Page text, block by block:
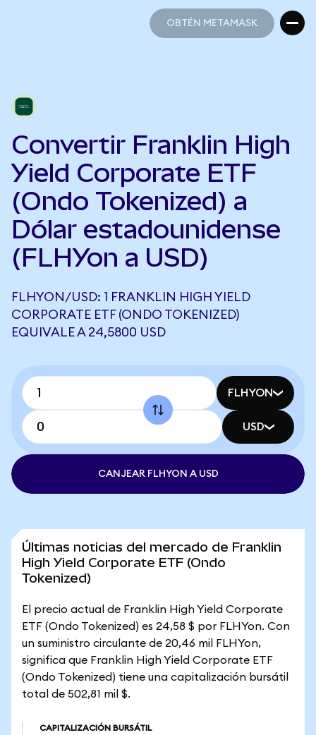
OBTÉN METAMASK
Convertir Franklin High
Yield Corporate ETF
(Ondo Tokenized) a
Dólar estadounidense
(FLHYon a USD)
FLHYON/USD: 1 FRANKLIN HIGH YIELD
CORPORATE ETF (ONDO TOKENIZED)
EQUIVALE A 24,5800 USD
FLHYON
USD
CANJEAR FLHYON A USD
Últimas noticias del mercado de Franklin
High Yield Corporate ETF (Ondo
Tokenized)
El precio actual de Franklin High Yield Corporate
ETF (Ondo Tokenized) es 24,58 $ por FLHYon. Con
un suministro circulante de 20,46 mil FLHYon,
significa que Franklin High Yield Corporate ETF
(Ondo Tokenized) tiene una capitalización bursátil
total de 502,81 mil $.
CAPITALIZACIÓN BURSÁTIL